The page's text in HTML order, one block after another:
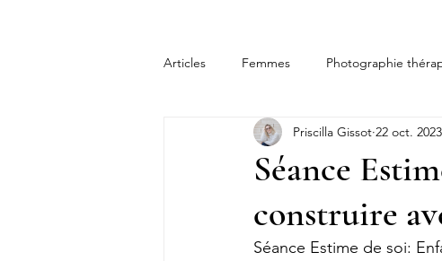
Articles Femmes Photographie
Témoignages Pensées Studio
Séance
construire
Priscilla Gissot 22 oct. 2023
Séance Estime de soi: